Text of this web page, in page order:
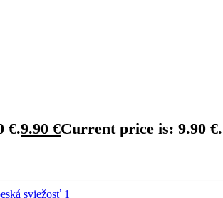
€.9.90 €Current price is: 9.90 €.